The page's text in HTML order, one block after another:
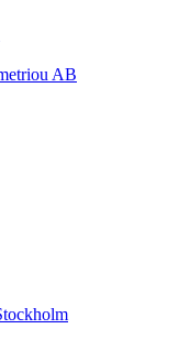
AB